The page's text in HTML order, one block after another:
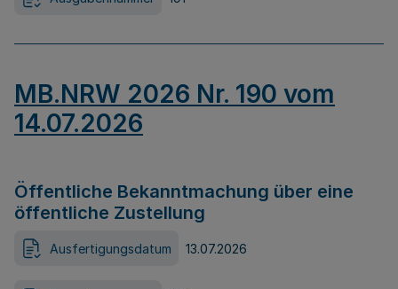
MB.NRW 2026 Nr. 190 vom
14.07.2026
Öffentliche Bekanntmachung über eine
öffentliche Zustellung
Ausfertigungsdatum 13.07.2026